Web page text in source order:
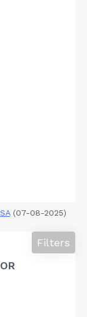
(07-08-2025)
Filters